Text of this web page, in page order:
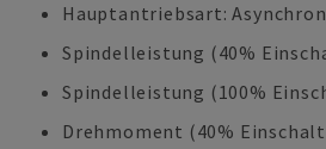
Hauptantriebsart:
Spindelleistung (40%
Spindelleistung (100%
Drehmoment (40%